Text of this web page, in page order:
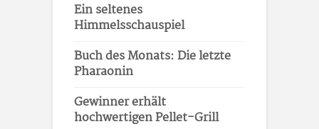
Ein seltenes
Himmelsschauspiel
Buch des Monats: Die letzte
Pharaonin
Gewinner erhält
hochwertigen Pellet-Grill